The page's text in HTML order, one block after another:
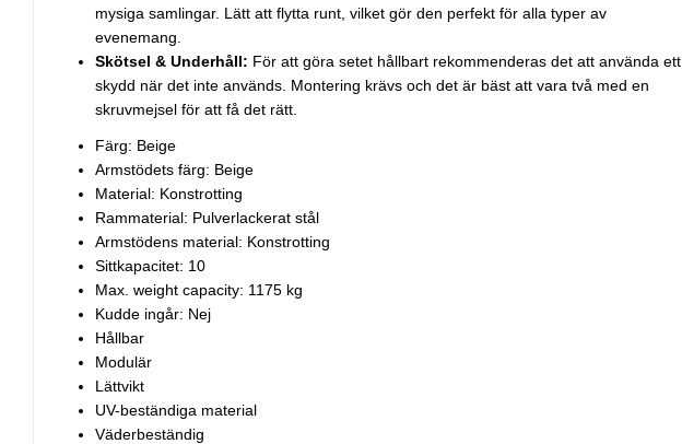
mysiga samlingar. Lätt att flytta runt, vilket gör den perfekt för alla typer av
evenemang.
Skötsel & Underhåll: För att göra setet hållbart rekommenderas det att använda ett
skydd när det inte används. Montering krävs och det är bäst att vara två med en
skruvmejsel för att få det rätt.
Färg: Beige
Armstödets färg: Beige
Material: Konstrotting
Rammaterial: Pulverlackerat stål
Armstödens material: Konstrotting
Sittkapacitet: 10
Max. weight capacity: 1175 kg
Kudde ingår: Nej
Hållbar
Modulär
Lättvikt
UV-beständiga material
Väderbeständig